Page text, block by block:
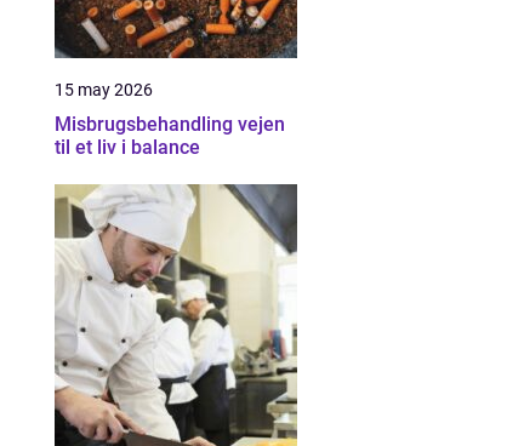
15 may 2026
Misbrugsbehandling vejen
til et liv i balance